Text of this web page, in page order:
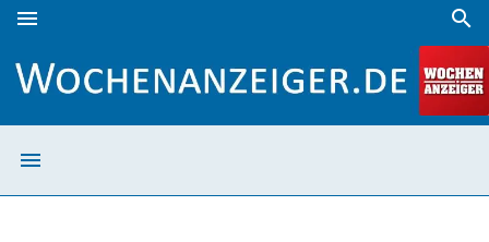
menu search
menu